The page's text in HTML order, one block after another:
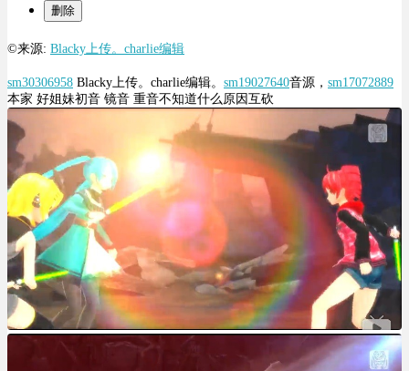
删除
©来源: Blacky上传。charlie编辑
sm30306958 Blacky上传。charlie编辑。 sm19027640音源， sm17072889
本家 好姐妹初音 镜音 重音不知道什么原因互砍